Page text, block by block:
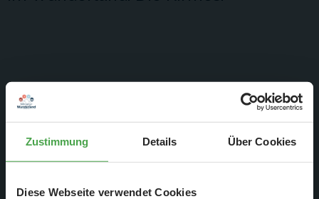
Zustimmung Details Über Cookies
Diese Webseite verwendet Cookies